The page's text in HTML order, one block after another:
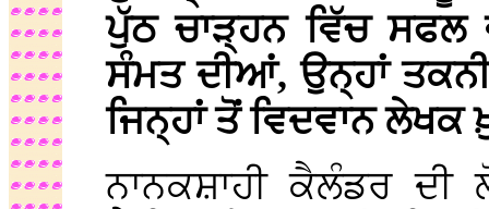
ਪੁੱਠ ਚਾੜ੍ਹਨ ਵਿੱਚ ਸਫਲ
ਸੰਮਤ ਦੀਆਂ, ਉਨ੍ਹਾਂ
ਜਿਨ੍ਹਾਂ ਤੋਂ ਵਿਦਵਾਨ ਲੇਖਕ
ਨਾਨਕਸ਼ਾਹੀ ਕੈਲੰਡਰ